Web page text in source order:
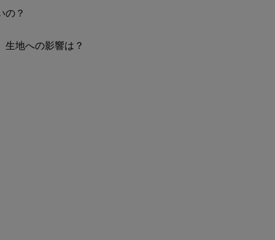
の？
地への影響は？